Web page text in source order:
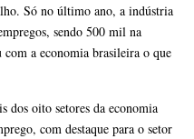
Só no último ano, a indústria
sendo 500 mil na
a economia brasileira o que
dos oito setores da economia
com destaque para o setor